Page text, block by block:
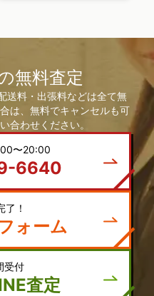
無料査定
送料・出張料などは全て無
は、無料でキャンセルも可
合わせください。
〜20:00
6640
了！
ォーム
受付
査定